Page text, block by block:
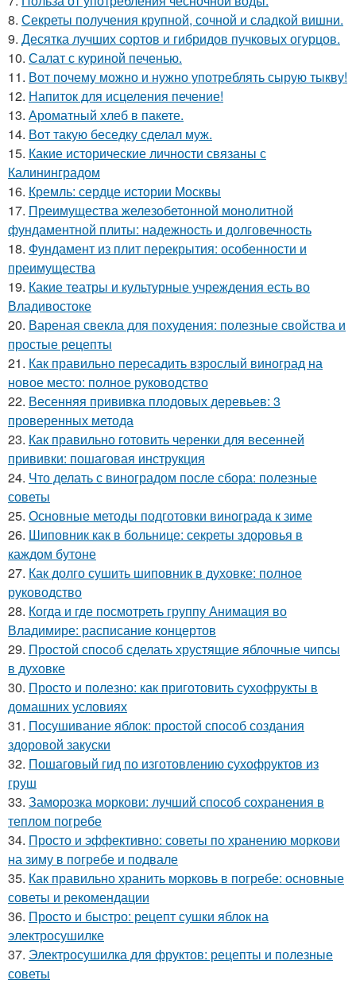
8. Секреты получения крупной, сочной и сладкой вишни.
9. Десятка лучших сортов и гибридов пучковых огурцов.
10. Салат с куриной печенью.
11. Вот почему можно и нужно употреблять сырую тыкву!
12. Напиток для исцеления печение!
13. Ароматный хлеб в пакете.
14. Вот такую беседку сделал муж.
15. Какие исторические личности связаны с
Калининградом
16. Кремль: сердце истории Москвы
17. Преимущества железобетонной монолитной
фундаментной плиты: надежность и долговечность
18. Фундамент из плит перекрытия: особенности и
преимущества
19. Какие театры и культурные учреждения есть во
Владивостоке
20. Вареная свекла для похудения: полезные свойства и
простые рецепты
21. Как правильно пересадить взрослый виноград на
новое место: полное руководство
22. Весенняя прививка плодовых деревьев: 3
проверенных метода
23. Как правильно готовить черенки для весенней
прививки: пошаговая инструкция
24. Что делать с виноградом после сбора: полезные
советы
25. Основные методы подготовки винограда к зиме
26. Шиповник как в больнице: секреты здоровья в
каждом бутоне
27. Как долго сушить шиповник в духовке: полное
руководство
28. Когда и где посмотреть группу Анимация во
Владимире: расписание концертов
29. Простой способ сделать хрустящие яблочные чипсы
в духовке
30. Просто и полезно: как приготовить сухофрукты в
домашних условиях
31. Посушивание яблок: простой способ создания
здоровой закуски
32. Пошаговый гид по изготовлению сухофруктов из
груш
33. Заморозка моркови: лучший способ сохранения в
теплом погребе
34. Просто и эффективно: советы по хранению моркови
на зиму в погребе и подвале
35. Как правильно хранить морковь в погребе: основные
советы и рекомендации
36. Просто и быстро: рецепт сушки яблок на
электросушилке
37. Электросушилка для фруктов: рецепты и полезные
советы